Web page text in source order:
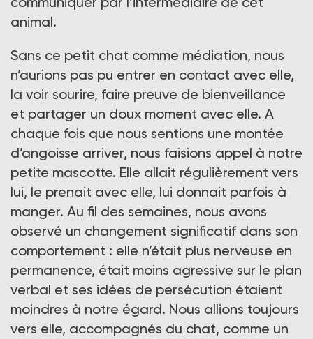
animal.
Sans ce petit chat comme médiation, nous
n’aurions pas pu entrer en contact avec elle,
la voir sourire, faire preuve de bienveillance
et partager un doux moment avec elle. A
chaque fois que nous sentions une montée
d’angoisse arriver, nous faisions appel à notre
petite mascotte. Elle allait régulièrement vers
lui, le prenait avec elle, lui donnait parfois à
manger. Au fil des semaines, nous avons
observé un changement significatif dans son
comportement : elle n’était plus nerveuse en
permanence, était moins agressive sur le plan
verbal et ses idées de persécution étaient
moindres à notre égard. Nous allions toujours
vers elle, accompagnés du chat, comme un